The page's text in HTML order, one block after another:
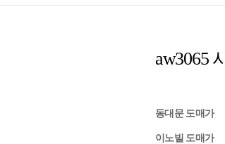
aw3065
동대문 도매가
이노빌 도매가